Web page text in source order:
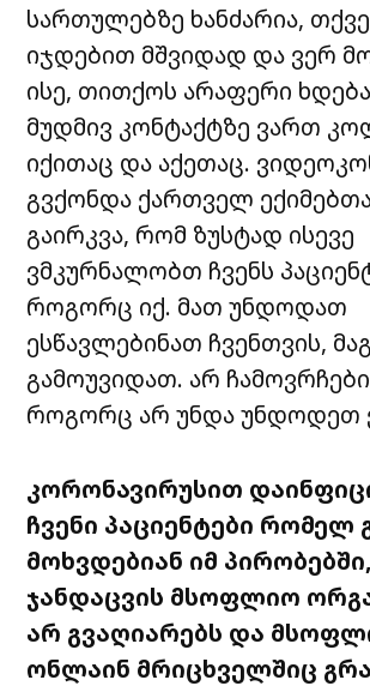
სართულებზე ხანძარია,
იჯდებით მშვიდად და ვერ
ისე, თითქოს არაფერი
მუდმივ კონტაქტზე ვართ
იქითაც და აქეთაც.
გვქონდა ქართველ
გაირკვა, რომ ზუსტად ისევე
ვმკურნალობთ ჩვენს
როგორც იქ. მათ უნდოდათ
ესწავლებინათ ჩვენთვის,
გამოუვიდათ. არ
როგორც არ უნდა უნდოდეთ
კორონავირუსით
ჩვენი პაციენტები რომელ
მოხვდებიან იმ
ჯანდაცვის მსოფლიო
არ გვაღიარებს და
ონლაინ მრიცხველშიც